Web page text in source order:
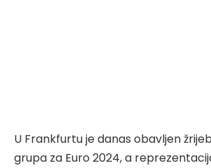
U Frankfurtu je danas obavljen
grupa za Euro 2024, a